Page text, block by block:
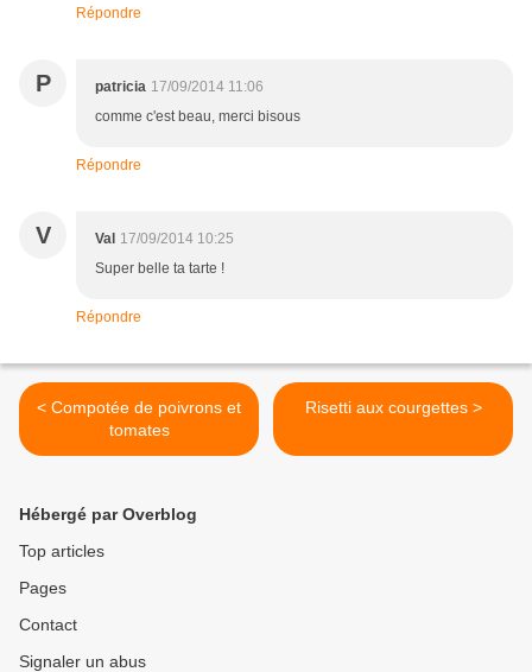
Répondre
P patricia 17/09/2014 11:06
comme c'est beau, merci bisous
Répondre
V Val 17/09/2014 10:25
Super belle ta tarte !
Répondre
< Compotée de poivrons et
tomates
Risetti aux courgettes >
Hébergé par Overblog
Top articles
Pages
Contact
Signaler un abus